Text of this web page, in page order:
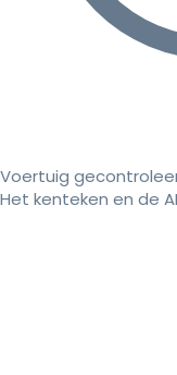
Voertuig
Het kenteken en de